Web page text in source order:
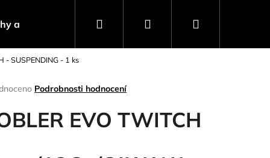
a návnady Stojany a signalizátory
Hledat PřihlášeníNákupní
SUSPENDING - 1 ks
Podrobnosti hodnocení
EVO TWITCH